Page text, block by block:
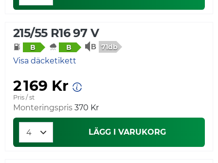
215/55 R16 97 V
B B 71db
Visa däcketikett
2 169 Kr
Pris / st
Monteringspris 370 Kr
LÄGG I VARUKORG